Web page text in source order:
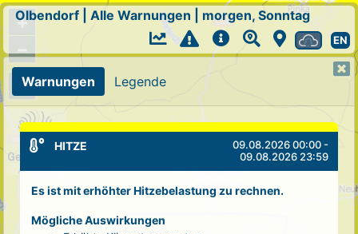
+
−
Olbendorf Alle Warnungen morgen, Sonntag
EN
Warnungen Legende
HITZE
09.08.2026 00:00 -
09.08.2026 23:59
Es ist mit erhöhter Hitzebelastung zu rechnen.
Mögliche Auswirkungen